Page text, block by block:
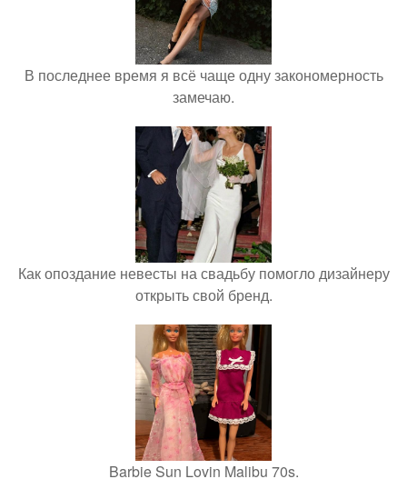
В последнее время я всё чаще одну закономерность
замечаю.
Как опоздание невесты на свадьбу помогло дизайнеру
открыть свой бренд.
Barbie Sun Lovin Malibu 70s.